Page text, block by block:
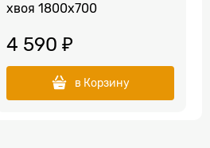
хвоя 1800х700
4 590 ₽
в Корзину